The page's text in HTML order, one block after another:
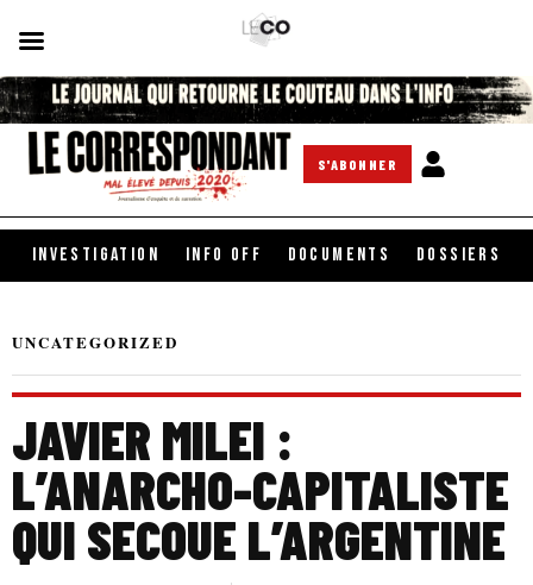
S'ABONNER
INVESTIGATION INFO OFF DOCUMENTS DOSSIERS
UNCATEGORIZED
JAVIER MILEI :
L’ANARCHO-CAPITALISTE
QUI SECOUE L’ARGENTINE